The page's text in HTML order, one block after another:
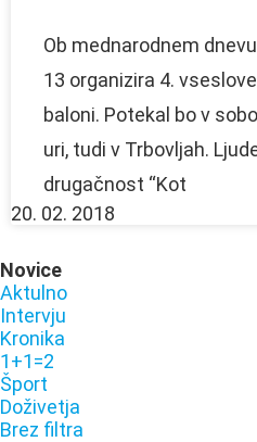
Ob mednarodnem
13 organizira 4.
baloni. Potekal bo v
uri, tudi v Trbovljah.
drugačnost “Kot
20. 02. 2018
Novice
Aktulno
Intervju
Kronika
1+1=2
Šport
Doživetja
Brez filtra